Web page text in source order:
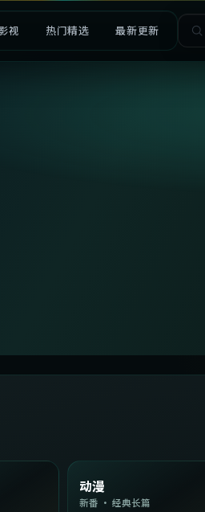
视 热门精选 最新更新
动漫
新番 · 经典长篇